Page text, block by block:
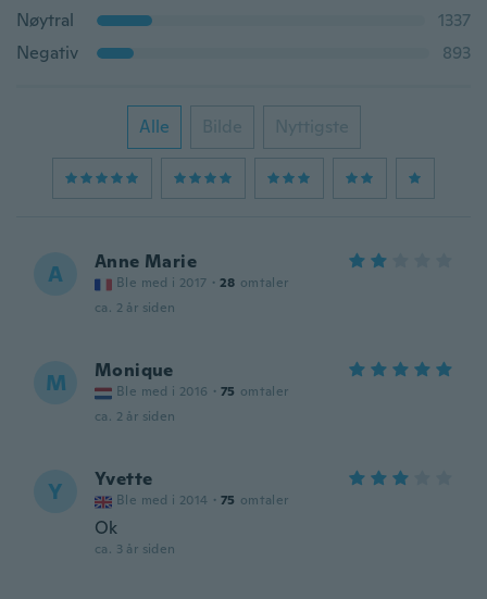
Nøytral
1337
Negativ
893
Alle Bilde Nyttigste
A Anne Marie
Ble med i 2017 · 28 omtaler
ca. 2 år siden
M Monique
Ble med i 2016 · 75 omtaler
ca. 2 år siden
Y Yvette
Ble med i 2014 · 75 omtaler
Ok
ca. 3 år siden